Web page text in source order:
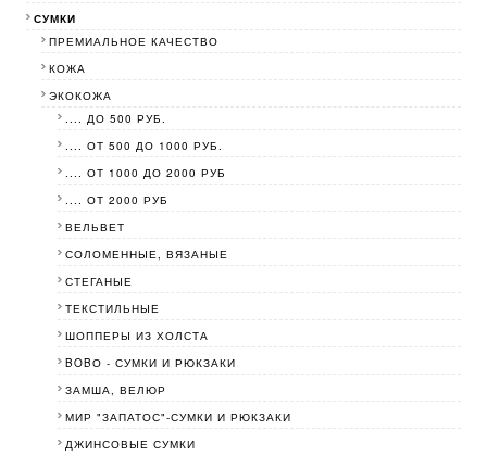
СУМКИ
ПРЕМИАЛЬНОЕ КАЧЕСТВО
КОЖА
ЭКОКОЖА
.... ДО 500 РУБ.
.... ОТ 500 ДО 1000 РУБ.
.... ОТ 1000 ДО 2000 РУБ
.... ОТ 2000 РУБ
ВЕЛЬВЕТ
СОЛОМЕННЫЕ, ВЯЗАНЫЕ
СТЕГАНЫЕ
ТЕКСТИЛЬНЫЕ
ШОППЕРЫ ИЗ ХОЛСТА
BOBО - СУМКИ И РЮКЗАКИ
ЗАМША, ВЕЛЮР
МИР "ЗАПАТОС"-СУМКИ И РЮКЗАКИ
ДЖИНСОВЫЕ СУМКИ